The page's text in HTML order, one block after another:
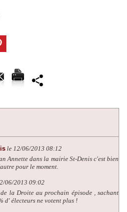
le 12/06/2013 08:12
Annette dans la mairie St-Denis c'est bien
pour le moment.
06/2013 09:02
la Droite au prochain épisode , sachant
d' électeurs ne votent plus !